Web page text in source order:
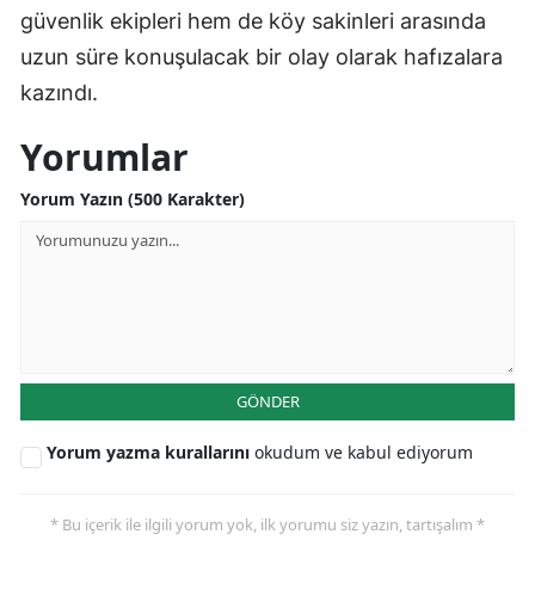
güvenlik ekipleri hem de köy sakinleri arasında
uzun süre konuşulacak bir olay olarak hafızalara
kazındı.
Yorumlar
Yorum Yazın (500 Karakter)
GÖNDER
Yorum yazma kurallarını okudum ve kabul ediyorum
* Bu içerik ile ilgili yorum yok, ilk yorumu siz yazın, tartışalım *